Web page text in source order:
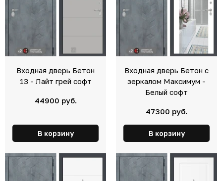
Входная дверь Бетон
13 - Лайт грей софт
44900 руб.
В корзину
Входная дверь Бетон с
зеркалом Максимум -
Белый софт
47300 руб.
В корзину